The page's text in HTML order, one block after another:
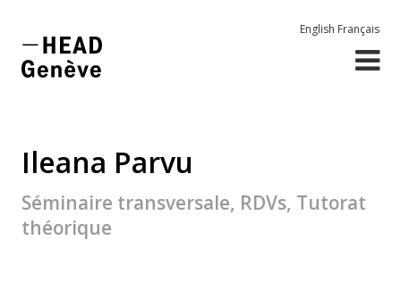
English Français
Ileana Parvu
Séminaire transversale, RDVs, Tutorat
théorique